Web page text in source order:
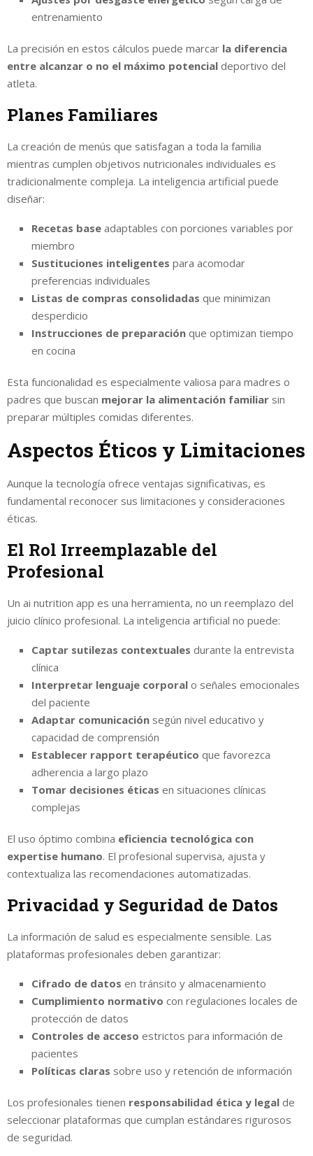
entrenamiento
La precisión en estos cálculos puede marcar la diferencia
entre alcanzar o no el máximo potencial deportivo del
atleta.
Planes Familiares
La creación de menús que satisfagan a toda la familia
mientras cumplen objetivos nutricionales individuales es
tradicionalmente compleja. La inteligencia artificial puede
diseñar:
Recetas base adaptables con porciones variables por
miembro
Sustituciones inteligentes para acomodar
preferencias individuales
Listas de compras consolidadas que minimizan
desperdicio
Instrucciones de preparación que optimizan tiempo
en cocina
Esta funcionalidad es especialmente valiosa para madres o
padres que buscan mejorar la alimentación familiar sin
preparar múltiples comidas diferentes.
Aspectos Éticos y Limitaciones
Aunque la tecnología ofrece ventajas significativas, es
fundamental reconocer sus limitaciones y consideraciones
éticas.
El Rol Irreemplazable del
Profesional
Un ai nutrition app es una herramienta, no un reemplazo del
juicio clínico profesional. La inteligencia artificial no puede:
Captar sutilezas contextuales durante la entrevista
clínica
Interpretar lenguaje corporal o señales emocionales
del paciente
Adaptar comunicación según nivel educativo y
capacidad de comprensión
Establecer rapport terapéutico que favorezca
adherencia a largo plazo
Tomar decisiones éticas en situaciones clínicas
complejas
El uso óptimo combina eficiencia tecnológica con
expertise humano. El profesional supervisa, ajusta y
contextualiza las recomendaciones automatizadas.
Privacidad y Seguridad de Datos
La información de salud es especialmente sensible. Las
plataformas profesionales deben garantizar:
Cifrado de datos en tránsito y almacenamiento
Cumplimiento normativo con regulaciones locales de
protección de datos
Controles de acceso estrictos para información de
pacientes
Políticas claras sobre uso y retención de información
Los profesionales tienen responsabilidad ética y legal de
seleccionar plataformas que cumplan estándares rigurosos
de seguridad.